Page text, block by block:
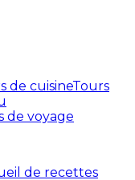
de cuisineTours
de voyage
de recettes